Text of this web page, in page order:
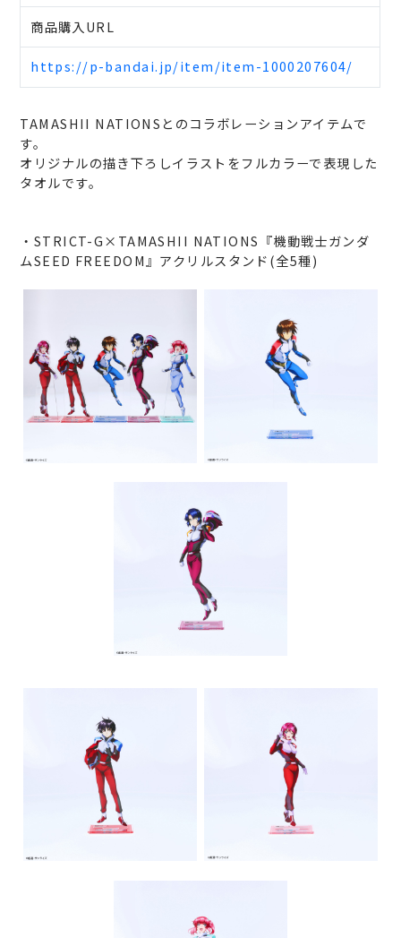
商品購入URL
https://p-bandai.jp/item/item-1000207604/
TAMASHII NATIONSとのコラボレーションアイテムで
す。
オリジナルの描き下ろしイラストをフルカラーで表現した
タオルです。
・STRICT-G×TAMASHII NATIONS『機動戦士ガンダ
ムSEED FREEDOM』アクリルスタンド(全5種)